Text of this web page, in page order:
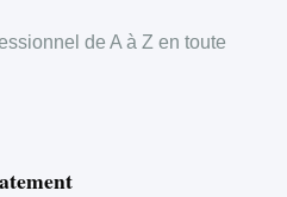
de A à Z en toute